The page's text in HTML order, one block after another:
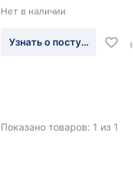
Нет в наличии
Узнать о поступлении
Показано товаров: 1 из 1